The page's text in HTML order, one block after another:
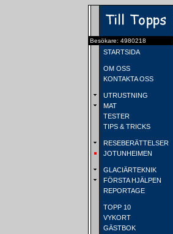
Besökare: 4980218
STARTSIDA
OM OSS
KONTAKTA OSS
UTRUSTNING
MAT
TESTER
TIPS & TRICKS
RESEBERÄTTELSER
JOTUNHEIMEN
GLACIÄRTEKNIK
FÖRSTA HJÄLPEN
REPORTAGE
TOPP 10
VYKORT
GÄSTBOK